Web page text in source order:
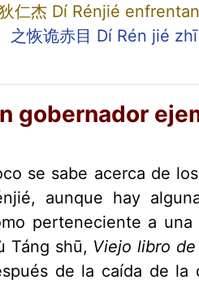
仁杰 Dí Rénjié
之恢诡赤目 Dí Rén jié
gobernador
se sabe acerca de
aunque hay
perteneciente a
Táng shū, Viejo libro
de la caída de la